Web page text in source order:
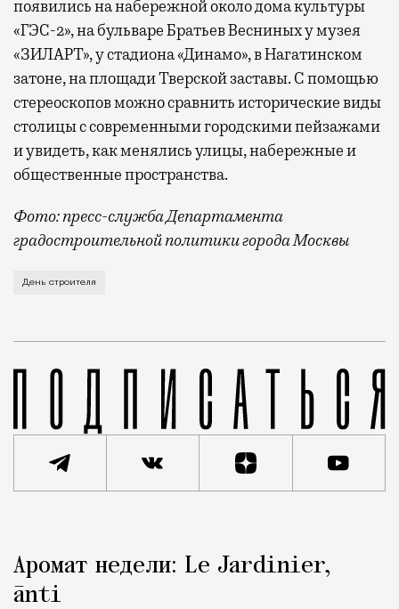
появились на набережной около дома культуры
«ГЭС-2», на бульваре Братьев Весниных у музея
«ЗИЛАРТ», у стадиона «Динамо», в Нагатинском
затоне, на площади Тверской заставы. С помощью
стереоскопов можно сравнить исторические виды
столицы с современными городскими пейзажами
и увидеть, как менялись улицы, набережные и
общественные пространства.
Фото: пресс-служба Департамента
градостроительной политики города Москвы
В этом году профессиональный праздник День
День строителя
Город
Аромат недели: Le Jardinier,
ānti